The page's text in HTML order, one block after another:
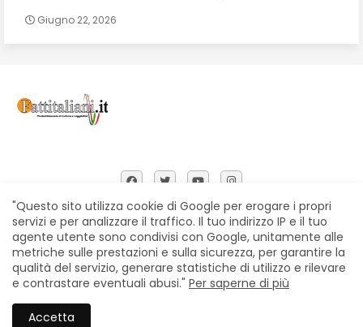
Giugno 22, 2026
Home Chi siamo Contatti
Privacy Policy
Segnalazioni
All Right Reserved Copyright © Fattitaliani
"Questo sito utilizza cookie di Google per erogare i propri
servizi e per analizzare il traffico. Il tuo indirizzo IP e il tuo
agente utente sono condivisi con Google, unitamente alle
metriche sulle prestazioni e sulla sicurezza, per garantire la
qualità del servizio, generare statistiche di utilizzo e rilevare
e contrastare eventuali abusi." Per saperne di più
Accetta